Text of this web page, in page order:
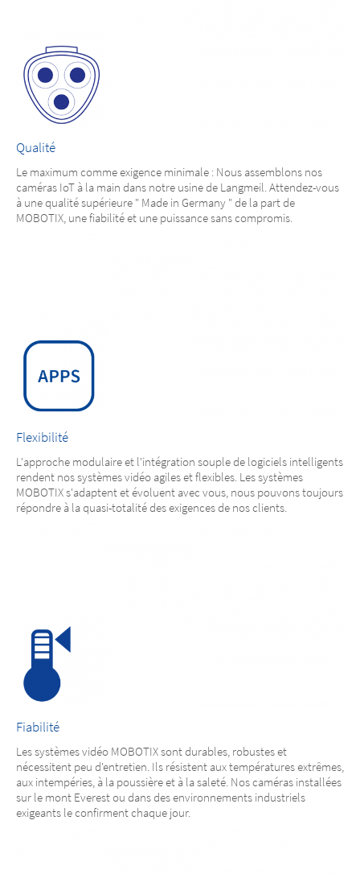
Qualité
Le maximum comme exigence minimale : Nous assemblons nos
caméras IoT à la main dans notre usine de Langmeil. Attendez-vous
à une qualité supérieure " Made in Germany " de la part de
MOBOTIX, une fiabilité et une puissance sans compromis.
Flexibilité
L'approche modulaire et l'intégration souple de logiciels intelligents
rendent nos systèmes vidéo agiles et flexibles. Les systèmes
MOBOTIX s'adaptent et évoluent avec vous, nous pouvons toujours
répondre à la quasi-totalité des exigences de nos clients.
Fiabilité
Les systèmes vidéo MOBOTIX sont durables, robustes et
nécessitent peu d'entretien. Ils résistent aux températures extrêmes,
aux intempéries, à la poussière et à la saleté. Nos caméras installées
sur le mont Everest ou dans des environnements industriels
exigeants le confirment chaque jour.